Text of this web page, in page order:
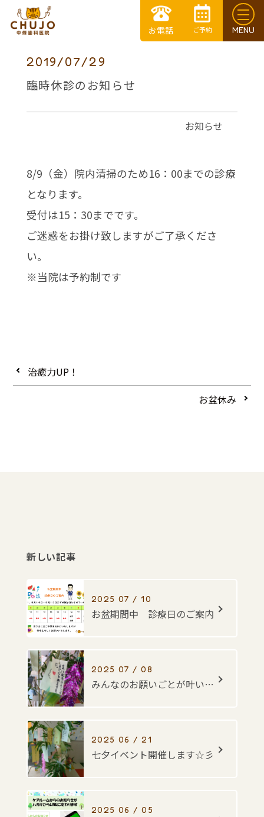
2019/07/29
臨時休診のお知らせ
お知らせ
8/9（金）院内清掃のため16：00までの診療
となります。
受付は15：30までです。
ご迷惑をお掛け致しますがご了承くださ
い。
※当院は予約制です
治癒力UP！
お盆休み
新しい記事
2025 07 / 10
お盆期間中 診療日のご案内
2025 07 / 08
みんなのお願いごとが叶いますように・・・☆彡
2025 06 / 21
七夕イベント開催します☆彡
2025 06 / 05